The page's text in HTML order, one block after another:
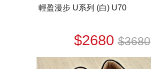
輕盈漫步 U系列 (白) U70
$2680$3680